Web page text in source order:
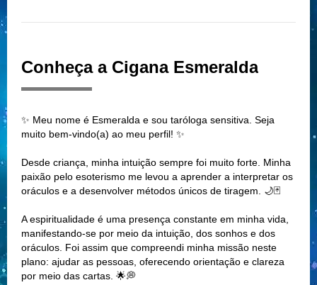
Conheça a Cigana Esmeralda
✨ Meu nome é Esmeralda e sou taróloga sensitiva. Seja
muito bem-vindo(a) ao meu perfil! ✨
Desde criança, minha intuição sempre foi muito forte. Minha
paixão pelo esoterismo me levou a aprender a interpretar os
oráculos e a desenvolver métodos únicos de tiragem. 🌙🃏
A espiritualidade é uma presença constante em minha vida,
manifestando-se por meio da intuição, dos sonhos e dos
oráculos. Foi assim que compreendi minha missão neste
plano: ajudar as pessoas, oferecendo orientação e clareza
por meio das cartas. 🌟💭